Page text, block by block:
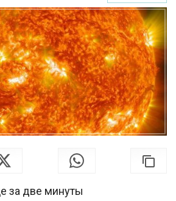
за две минуты